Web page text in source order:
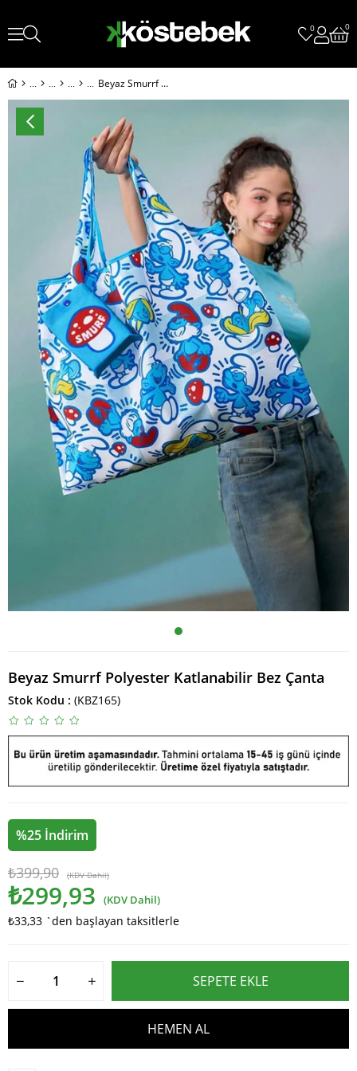
0 0
Beyaz Smurrf Polyester Katlanabilir Bez Çanta
Beyaz Smurrf Polyester Katlanabilir Bez Çanta
Stok Kodu (KBZ165)
%25 İndirim
₺399,90 (KDV Dahil)
₺299,93 (KDV Dahil)
₺33,33 `den başlayan taksitlerle